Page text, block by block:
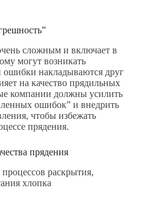
сложным и включает в
могут возникать
накладываются друг
на качество прядильных
компании должны усилить
ошибок” и внедрить
чтобы избежать
прядения.
прядения
раскрытия,
хлопка